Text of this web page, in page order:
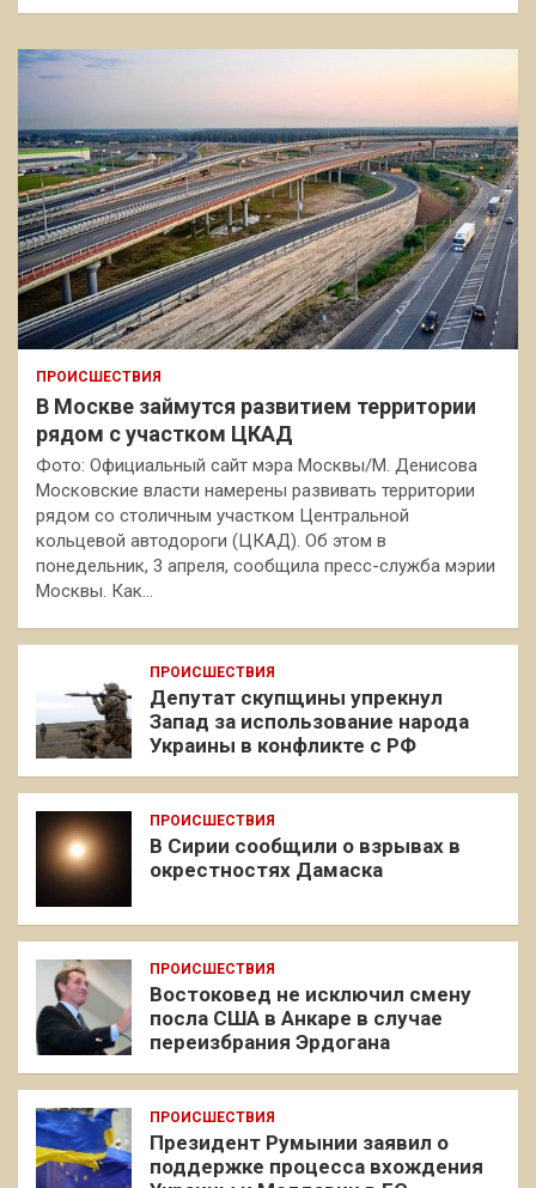
ПРОИСШЕСТВИЯ
В Москве займутся развитием территории
рядом с участком ЦКАД
Фото: Официальный сайт мэра Москвы/М. Денисова
Московские власти намерены развивать территории
рядом со столичным участком Центральной
кольцевой автодороги (ЦКАД). Об этом в
понедельник, 3 апреля, сообщила пресс-служба мэрии
Москвы. Как…
ПРОИСШЕСТВИЯ
Депутат скупщины упрекнул
Запад за использование народа
Украины в конфликте с РФ
ПРОИСШЕСТВИЯ
В Сирии сообщили о взрывах в
окрестностях Дамаска
ПРОИСШЕСТВИЯ
Востоковед не исключил смену
посла США в Анкаре в случае
переизбрания Эрдогана
ПРОИСШЕСТВИЯ
Президент Румынии заявил о
поддержке процесса вхождения